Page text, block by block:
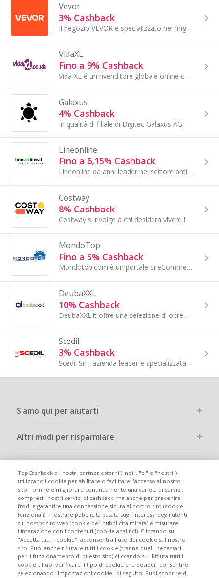
Vevor
3% Cashback
Il negozio VEVOR è specializzato nel miglioramento della casa, offrendo strumenti, articoli per giardino, esterni, automotive e cucina.
VidaXL
Fino a 9% Cashback
Vida XL é un rivenditore globale online con una vasta selezione di articoli per la propria casa e giardino a prezzi accessibili.
Galaxus
4% Cashback
In qualità di filiale di Digitec Galaxus AG, il più grande negozio online della Svizzera con oltre 2,4 miliardi di CHF di fatturato nel 2022,...
Lineonline
Fino a 6,15% Cashback
Lineonline da anni leader nel settore antinfortunistico, in particolare per quanto riguarda scarpe e abbigliamento da lavoro. Nell’offerta...
Costway
8% Cashback
Costway si rivolge a chi desidera vivere in un ambiente versatile o a chi ama la propria casa. Costway ha sviluppato una nuova idea seguendo il...
MondoTop
Fino a 5% Cashback
Mondotop.com è un portale di eCommerce di proprietà della B2Bires S.r.l., società nata nel 2001 come fornitore online di elettronica...
DeubaXXL
10% Cashback
DeubaXXL.it offre una selezione di oltre 4.500 articoli nel campo del giardinaggio, arredamento, casalinghi, fai da te, giocattoli...
Scedil
3% Cashback
Scedil Srl , azienda leader e specializzata nella produzione e vendita di trabattelli e ponteggi mobili in acciaio zincato a norma di legge.
Siamo qui per aiutarti
Altri modi per risparmiare
Chi siamo
Partecipa
Info legali
Siti globali UK US CN JP DE FR AU
TopCashback e i nostri partner esterni ("noi", "ci" o "nostri")
utilizzano i cookie per abilitare o facilitare l'accesso al nostro
sito, fornire e migliorare continuamente una varietà di servizi,
compresi i nostri servizi di cashback, ma anche per prevenire
frodi e garantire una connessione sicura al nostro sito (cookie
funzionali), mostrare pubblicità basata sugli interessi degli utenti
sul nostro sito web (cookie per pubblicita mirata) e misurare
l'interazione con i contenuti (cookie analitici). Cliccando su
"Accetta tutti i cookie", acconsenti all'uso dei cookie sul nostro
sito. Puoi anche rifiutare tutti i cookie (tranne quelli necessari
per il funzionamento di questo sito) cliccando su "Rifiuta tutti i
cookie". Puoi verificare il tipo di cookie che desideri consentire
selezionando "Impostazioni cookie" di seguito. Puoi scoprire di